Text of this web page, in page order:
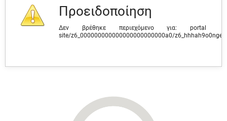
Προειδοποίηση
Δεν βρέθηκε περιεχόμενο για: ‭portal
site/z6_000000000000000000000000a0/